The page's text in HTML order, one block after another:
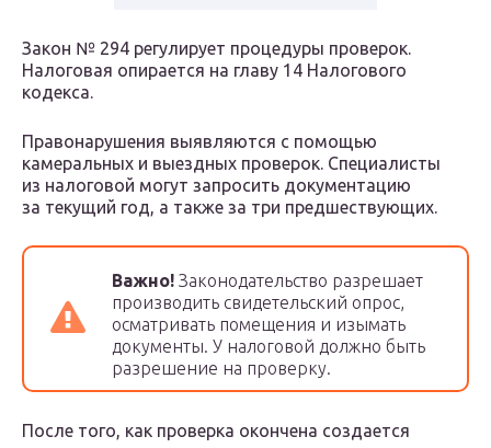
Закон № 294 регулирует процедуры проверок.
Налоговая опирается на главу 14 Налогового
кодекса.
Правонарушения выявляются с помощью
камеральных и выездных проверок. Специалисты
из налоговой могут запросить документацию
за текущий год, а также за три предшествующих.
Важно! Законодательство разрешает
производить свидетельский опрос,
осматривать помещения и изымать
документы. У налоговой должно быть
разрешение на проверку.
После того, как проверка окончена создается